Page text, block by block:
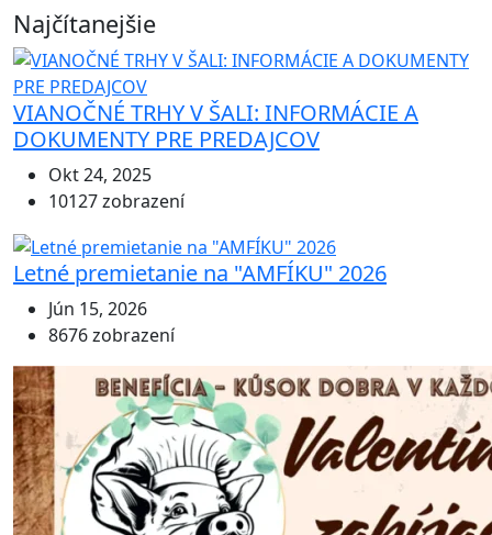
Najčítanejšie
VIANOČNÉ TRHY V ŠALI: INFORMÁCIE A
DOKUMENTY PRE PREDAJCOV
Okt 24, 2025
10127 zobrazení
Letné premietanie na "AMFÍKU" 2026
Jún 15, 2026
8676 zobrazení